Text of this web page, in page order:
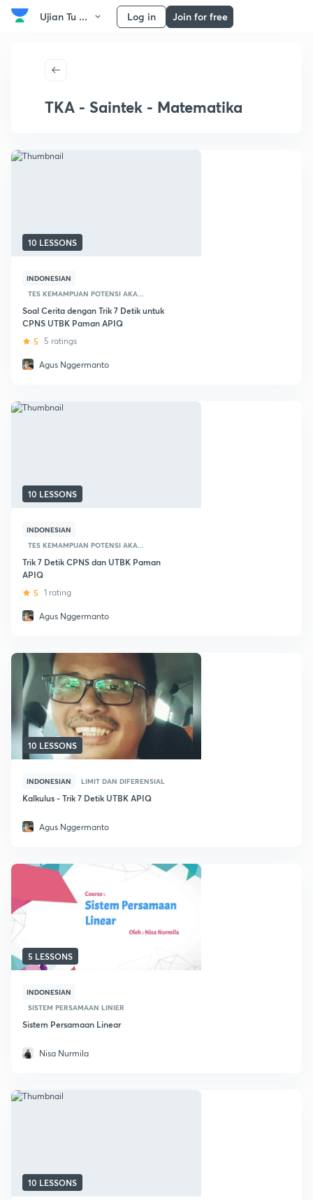
Ujian Tu ... Log in Join for free
TKA - Saintek - Matematika
10 LESSONS
INDONESIAN
TES KEMAMPUAN POTENSI AKA...
Soal Cerita dengan Trik 7 Detik untuk
CPNS UTBK Paman APIQ
5 5 ratings
Agus Nggermanto
10 LESSONS
INDONESIAN
TES KEMAMPUAN POTENSI AKA...
Trik 7 Detik CPNS dan UTBK Paman
APIQ
5 1 rating
Agus Nggermanto
10 LESSONS
INDONESIAN LIMIT DAN DIFERENSIAL
Kalkulus - Trik 7 Detik UTBK APIQ
Agus Nggermanto
5 LESSONS
INDONESIAN
SISTEM PERSAMAAN LINIER
Sistem Persamaan Linear
Nisa Nurmila
10 LESSONS